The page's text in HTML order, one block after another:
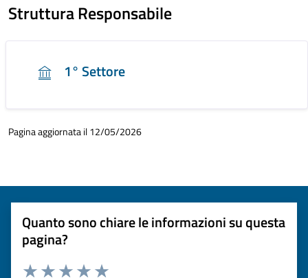
Struttura Responsabile
1° Settore
Pagina aggiornata il 12/05/2026
Quanto sono chiare le informazioni su questa
pagina?